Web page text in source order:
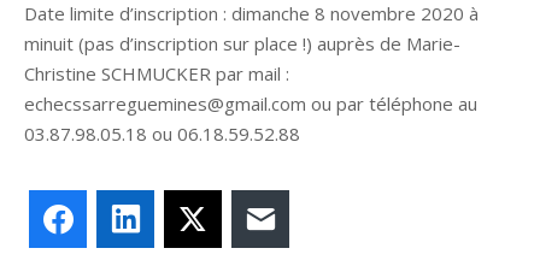
Date limite d’inscription : dimanche 8 novembre 2020 à
minuit (pas d’inscription sur place !) auprès de Marie-
Christine SCHMUCKER par mail :
echecssarreguemines@gmail.com ou par téléphone au
03.87.98.05.18 ou 06.18.59.52.88
FacebookLinkedIn